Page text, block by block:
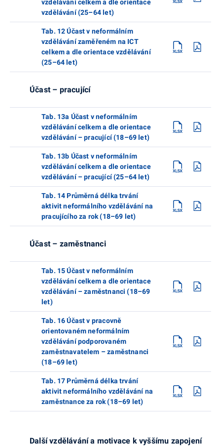
vzdělávání celkem a dle orientace
vzdělávání (25–64 let)
Tab. 12 Účast v neformálním
vzdělávání zaměřeném na ICT
celkem a dle orientace vzdělávání
(25–64 let)
Účast – pracující
Tab. 13a Účast v neformálním
vzdělávání celkem a dle orientace
vzdělávání – pracující (18–69 let)
Tab. 13b Účast v neformálním
vzdělávání celkem a dle orientace
vzdělávání – pracující (25–64 let)
Tab. 14 Průměrná délka trvání
aktivit neformálního vzdělávání na
pracujícího za rok (18–69 let)
Účast – zaměstnanci
Tab. 15 Účast v neformálním
vzdělávání celkem a dle orientace
vzdělávání – zaměstnanci (18–69
let)
Tab. 16 Účast v pracovně
orientovaném neformálním
vzdělávání podporovaném
zaměstnavatelem – zaměstnanci
(18–69 let)
Tab. 17 Průměrná délka trvání
aktivit neformálního vzdělávání na
zaměstnance za rok (18–69 let)
Další vzdělávání a motivace k vyššímu zapojení